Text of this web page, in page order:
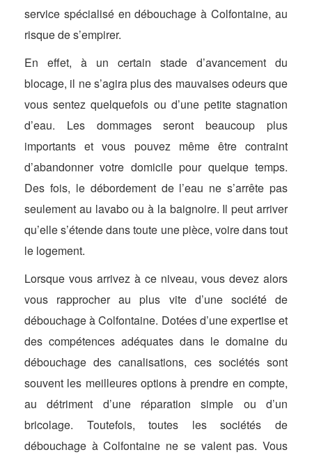
service spécialisé en débouchage à Colfontaine, au
risque de s’empirer.
En effet, à un certain stade d’avancement du
blocage, il ne s’agira plus des mauvaises odeurs que
vous sentez quelquefois ou d’une petite stagnation
d’eau. Les dommages seront beaucoup plus
importants et vous pouvez même être contraint
d’abandonner votre domicile pour quelque temps.
Des fois, le débordement de l’eau ne s’arrête pas
seulement au lavabo ou à la baignoire. Il peut arriver
qu’elle s’étende dans toute une pièce, voire dans tout
le logement.
Lorsque vous arrivez à ce niveau, vous devez alors
vous rapprocher au plus vite d’une société de
débouchage à Colfontaine. Dotées d’une expertise et
des compétences adéquates dans le domaine du
débouchage des canalisations, ces sociétés sont
souvent les meilleures options à prendre en compte,
au détriment d’une réparation simple ou d’un
bricolage. Toutefois, toutes les sociétés de
débouchage à Colfontaine ne se valent pas. Vous